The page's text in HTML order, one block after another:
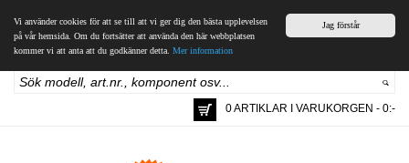
Jag förstår
Vi använder cookies för att se till att vi ger dig den bästa upplevelsen
på vår hemsida. Om du fortsätter att använda den här webbplatsen
kommer vi att anta att du godkänner detta. Mer information
0 ARTIKLAR I VARUKORGEN - 0:-